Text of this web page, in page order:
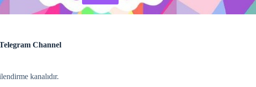
Channel
kanalıdır.